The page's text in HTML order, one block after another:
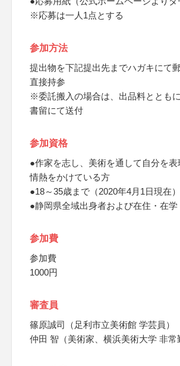
※応募は一人1点とする
参加方法
提出物を下記提出先までハガキにて
直接持参
※委託搬入の場合は、出品料ととも
書留にて送付
参加資格
●作家を志し、美術を通して自分を表
情熱をかけている方
●18～35歳まで（2020年4月1日現在）
●静岡県全域出身者および在住・在
参加費
参加費
1000円
審査員
篠原誠司（足利市立美術館 学芸員）
仲田 智（美術家、横浜美術大学 非常